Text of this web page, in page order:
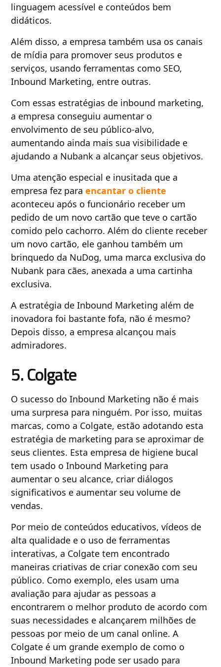
linguagem acessível e conteúdos bem
didáticos.
Além disso, a empresa também usa os canais
de mídia para promover seus produtos e
serviços, usando ferramentas como SEO,
Inbound Marketing, entre outras.
Com essas estratégias de inbound marketing,
a empresa conseguiu aumentar o
envolvimento de seu público-alvo,
aumentando ainda mais sua visibilidade e
ajudando a Nubank a alcançar seus objetivos.
Uma atenção especial e inusitada que a
empresa fez paraencantar o cliente
aconteceu após o funcionário receber um
pedido de um novo cartão que teve o cartão
comido pelo cachorro. Além do cliente receber
um novo cartão, ele ganhou também um
brinquedo da NuDog, uma marca exclusiva do
Nubank para cães, anexada a uma cartinha
exclusiva.
A estratégia de Inbound Marketing além de
inovadora foi bastante fofa, não é mesmo?
Depois disso, a empresa alcançou mais
admiradores.
5. Colgate
O sucesso do Inbound Marketing não é mais
uma surpresa para ninguém. Por isso, muitas
marcas, como a Colgate, estão adotando esta
estratégia de marketing para se aproximar de
seus clientes. Esta empresa de higiene bucal
tem usado o Inbound Marketing para
aumentar o seu alcance, criar diálogos
significativos e aumentar seu volume de
vendas.
Por meio de conteúdos educativos, vídeos de
alta qualidade e o uso de ferramentas
interativas, a Colgate tem encontrado
maneiras criativas de criar conexão com seu
público. Como exemplo, eles usam uma
avaliação para ajudar as pessoas a
encontrarem o melhor produto de acordo com
suas necessidades e alcançarem milhões de
pessoas por meio de um canal online. A
Colgate é um grande exemplo de como o
Inbound Marketing pode ser usado para